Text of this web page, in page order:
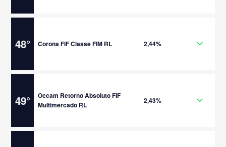
48° Corona FIF Classe FIM RL 2,44%
49°
Occam Retorno Absoluto FIF
Multimercado RL
2,43%